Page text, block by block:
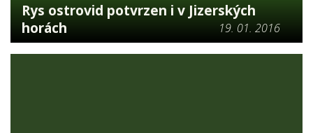
Rys ostrovid potvrzen i v Jizerských
horách
19. 01. 2016